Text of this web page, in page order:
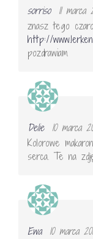
sorriso
11 marca
znasz tego
http://
pozdrawiam
Delie
10 marca
Kolorowe
serca. Te na
Ewa
10 marca